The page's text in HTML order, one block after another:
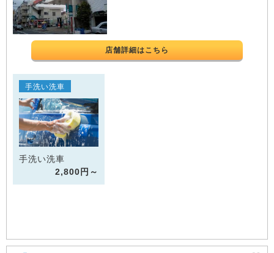
店舗詳細はこちら
手洗い洗車
手洗い洗車
2,800円～